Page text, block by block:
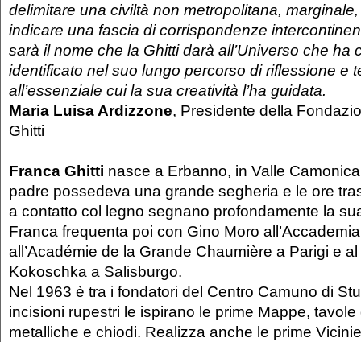
delimitare una civiltà non metropolitana,
indicare una fascia di corrispondenze
sarà il nome che la Ghitti darà all’Universo che ha
identificato nel suo lungo percorso di riflessione e
all’essenziale cui la sua creatività l’ha guidata.
Maria Luisa Ardizzone, Presidente della
Ghitti
Franca Ghitti nasce a Erbanno, in Valle
padre possedeva una grande segheria e le ore
a contatto col legno segnano profondamente la
Franca frequenta poi con Gino Moro
all’Académie de la Grande Chaumière a Parigi e
Kokoschka a Salisburgo.
Nel 1963 è tra i fondatori del Centro Camuno di
incisioni rupestri le ispirano le prime Mappe,
metalliche e chiodi. Realizza anche le prime